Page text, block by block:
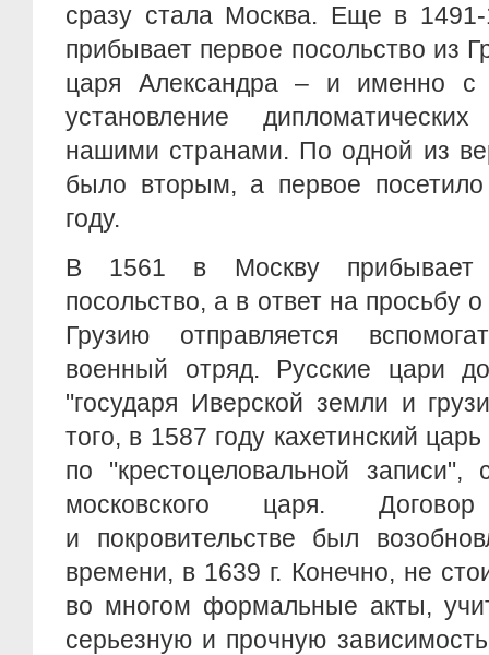
сразу стала Москва. Еще в
прибывает первое посольство из
царя Александра – и именно с
установление
нашими странами. По одной из
было вторым, а первое
году.
В 1561 в Москву прибывает
посольство, а в ответ на просьбу
Грузию отправляется
военный отряд. Русские цари
"государя Иверской земли и
того, в 1587 году кахетинский
по "крестоцеловальной записи",
московского царя.
и покровительстве был
времени, в 1639 г. Конечно, не
во многом формальные акты,
серьезную и прочную зависимость